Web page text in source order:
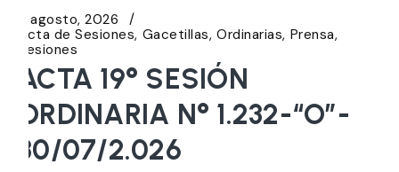
5 agosto, 2026
Acta de Sesiones Gacetillas Ordinarias Prensa
Sesiones
ACTA 19° SESIÓN
ORDINARIA N° 1.232-“O”-
30/07/2.026